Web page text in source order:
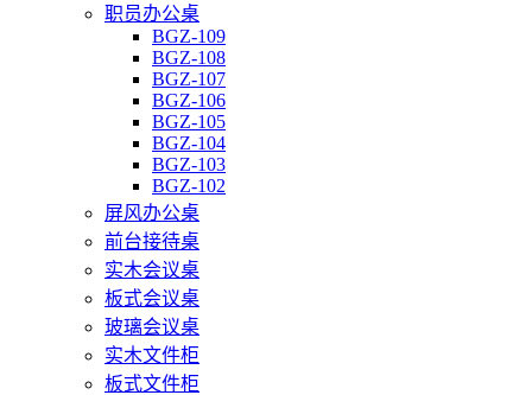
职员办公桌
BGZ-109
BGZ-108
BGZ-107
BGZ-106
BGZ-105
BGZ-104
BGZ-103
BGZ-102
屏风办公桌
前台接待桌
实木会议桌
板式会议桌
玻璃会议桌
实木文件柜
板式文件柜